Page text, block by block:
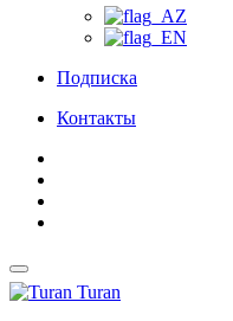
Подписка
Контакты
Turan